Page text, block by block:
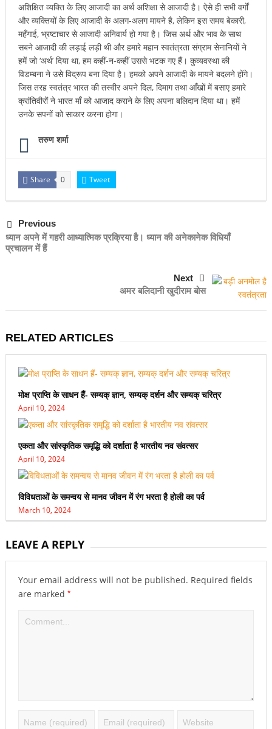
अशिक्षित व्यक्ति के लिए आजादी का अर्थ अशिक्षा से आजादी है। ऐसे ही सभी वर्गों
और व्यक्तियों के लिए आजादी के अलग-अलग मायने है, लेकिन इस समय बेकारी,
महँगाई, भ्रष्टाचार से आजादी अनिवार्य हो गया है। जिस अर्थ और भाव के साथ
सबने आजादी की लड़ाई लड़ी थी और हमारे महान स्वतंत्रता संग्राम सेनानियों ने
हमें जो ‘अर्थ’ दिया था, हम कहीं-न-कहीं उससे भटक गए हैं। कुव्यवस्था की
विडम्बना ने उसे विद्रूप बना दिया है। हमको अपने आजादी के मायने बदलने होंगे।
जिस तरह स्वतंत्र भारत की तस्वीर अपने दिल, दिमाग तथा आँखों में बसाए हमारे
क्रांतिवीरों ने भारत माँ को आजाद कराने के लिए अपना बलिदान दिया था। हमें
उनके सपनों को साकार करना होगा।
तरुण शर्मा
Share 0 Tweet
Previous
ध्यान अपने में गहरी आध्यात्मिक प्रक्रिया है। ध्यान की अनेकानेक विधियाँ
प्रचालन में हैं
Next
अमर बलिदानी खुदीराम बोस
RELATED ARTICLES
मोक्ष प्राप्ति के साधन हैं- सम्यक् ज्ञान, सम्यक् दर्शन और सम्यक् चरित्र
April 10, 2024
एकता और सांस्कृतिक समृद्धि को दर्शाता है भारतीय नव संवत्सर
April 10, 2024
विविधताओं के समन्वय से मानव जीवन में रंग भरता है होली का पर्व
March 10, 2024
LEAVE A REPLY
Your email address will not be published. Required fields
are marked *